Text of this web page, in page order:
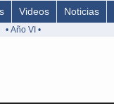
Videos Noticias
• Año VI •